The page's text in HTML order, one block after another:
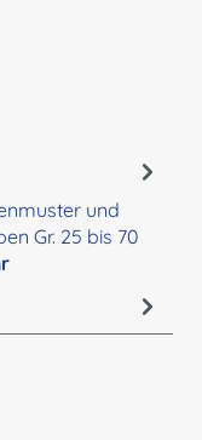
und
Gr. 25 bis 70